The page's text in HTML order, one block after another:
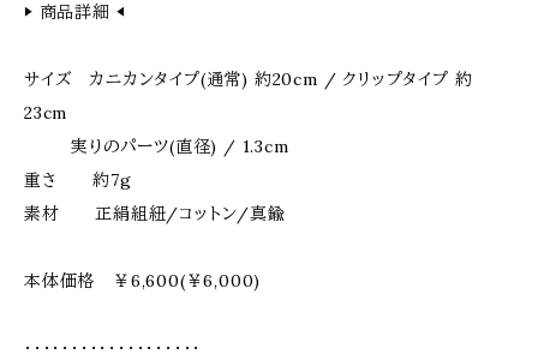
▶︎ 商品詳細 ◀︎
サイズ カニカンタイプ(通常) 約20cm / クリップタイプ 約
23cm
実りのパーツ(直径) / 1.3cm
重さ 約7g
素材 正絹組紐/コットン/真鍮
本体価格 ￥6,600(￥6,000)
・・・・・・・・・・・・・・・・・・・